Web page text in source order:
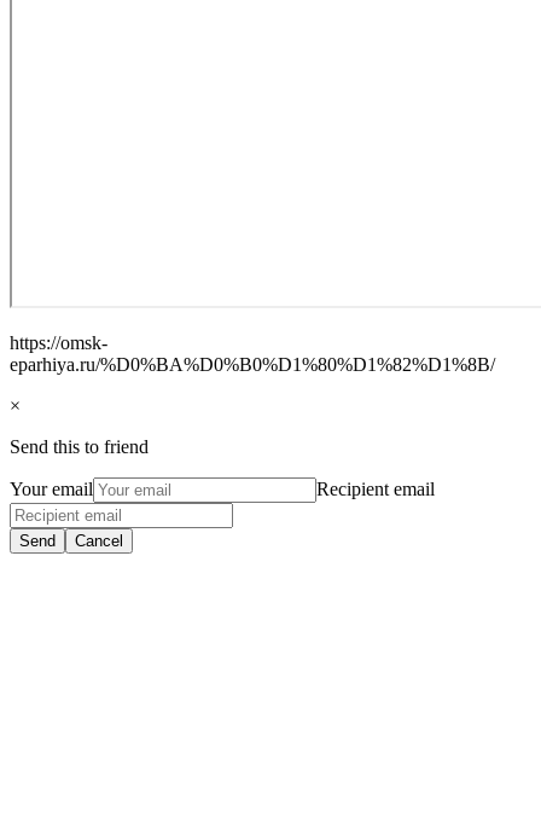
https://omsk-
eparhiya.ru/%D0%BA%D0%B0%D1%80%D1%82%D1%8B/
×
Send this to friend
Your email Recipient email
Send Cancel